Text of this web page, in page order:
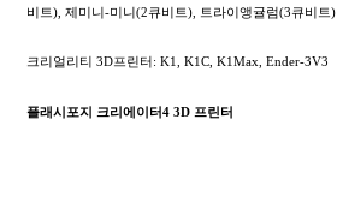
비트), 제미니-미니(2큐비트), 트라이앵귤럼(3큐비트)
크리얼리티 3D프린터: K1, K1C, K1Max, Ender-3V3
플래시포지 크리에이터4 3D 프린터